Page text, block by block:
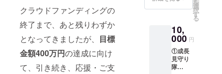
クラウドファンディングの
終了まで、あと残りわずか
となってきましたが、 目標
金額400万円の達成に向け
て、引き続き、応援・ご支
お送り
しま
す。そ
の後
も、随
時、活
で年1回
予定）
ライン
活動報
告会へ
のご招
待
（2022
を
選
択
す
る
10,
000 円
①成長
見守り
隊